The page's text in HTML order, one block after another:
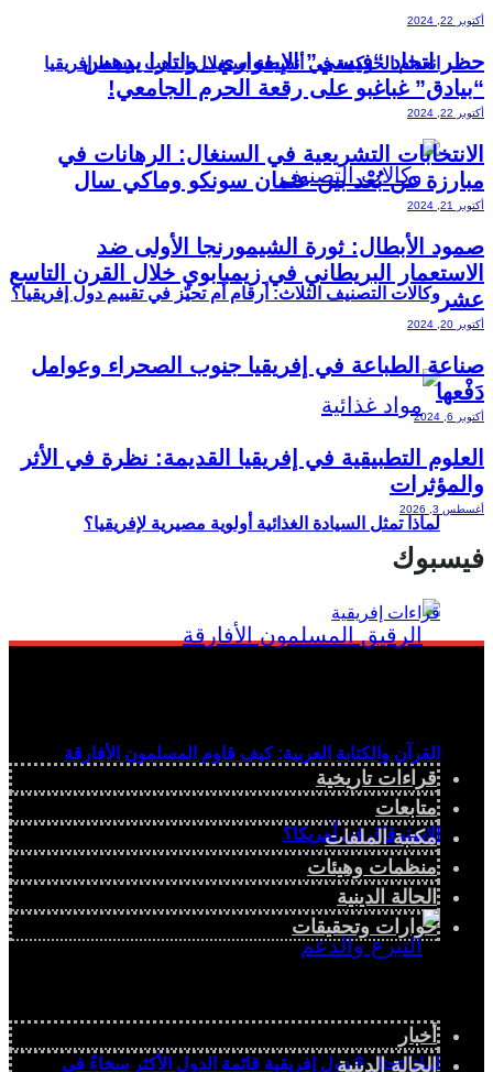
انعدام الحوكمة في أنشطة استغلال الذهب بوسط إفريقيا
وكالات التصنيف الثلاث: أرقام أم تحيّز في تقييم دول إفريقيا؟
لماذا تمثل السيادة الغذائية أولوية مصيرية لإفريقيا؟
القرآن والكتابة العربية: كيف قاوم المسلمون الأفارقة
الاسترقاق في أمريكا؟
لماذا تحتل 6 دول إفريقية قائمة الدول الأكثر سخاءً في
أكتوبر 22, 2024
حظر اتحاد “فيسي” الإيفواري.. واتارا يدهس
“بيادق” غباغبو على رقعة الحرم الجامعي!
أكتوبر 22, 2024
الانتخابات التشريعية في السنغال: الرهانات في
مبارزة عن بُعْد بين عثمان سونكو وماكي سال
أكتوبر 21, 2024
صمود الأبطال: ثورة الشيمورنجا الأولى ضد
الاستعمار البريطاني في زيمبابوي خلال القرن التاسع
عشر
أكتوبر 20, 2024
صناعة الطباعة في إفريقيا جنوب الصحراء وعوامل
دَفْعها
أكتوبر 6, 2024
العلوم التطبيقية في إفريقيا القديمة: نظرة في الأثر
والمؤثرات
أغسطس 3, 2026
فيسبوك
قراءات تاريخية
متابعات
مكتبة الملفات
منظمات وهيئات
الحالة الدينية
حوارات وتحقيقات
أخبار
الحالة الدينية